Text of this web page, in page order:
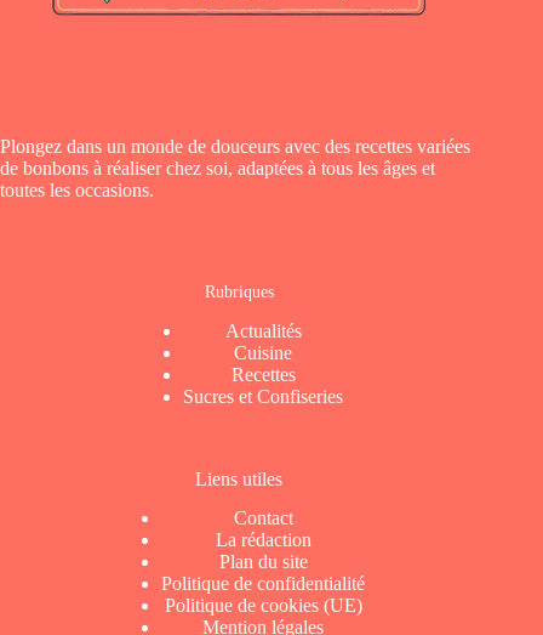
Plongez dans un monde de douceurs avec des recettes variées
de bonbons à réaliser chez soi, adaptées à tous les âges et
toutes les occasions.
Rubriques
Actualités
Cuisine
Recettes
Sucres et Confiseries
Liens utiles
Contact
La rédaction
Plan du site
Politique de confidentialité
Politique de cookies (UE)
Mention légales